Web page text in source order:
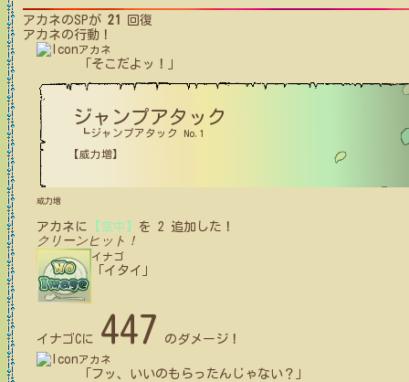
アカネのSPが 21
回復
アカネの行動！
アカネ
「そこだよッ！」
ジャンプアタック
┗ジャンプアタック No.1
【威力増】
威力増
アカネ に 【空中】 を 2 追加した！
クリーンヒット！
イナゴ
「イタイ」
イナゴCに 447 のダメージ！
アカネ
「フッ、いいのもらったんじゃない？」